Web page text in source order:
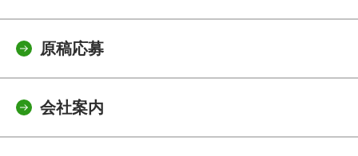
原稿応募
会社案内